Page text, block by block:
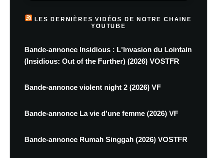
LES DERNIÈRES VIDÉOS DE NOTRE CHAINE
YOUTUBE
Bande-annonce Insidious : L'Invasion du Lointain
(Insidious: Out of the Further) (2026) VOSTFR
Bande-annonce violent night 2 (2026) VF
Bande-annonce La vie d'une femme (2026) VF
Bande-annonce Rumah Singgah (2026) VOSTFR